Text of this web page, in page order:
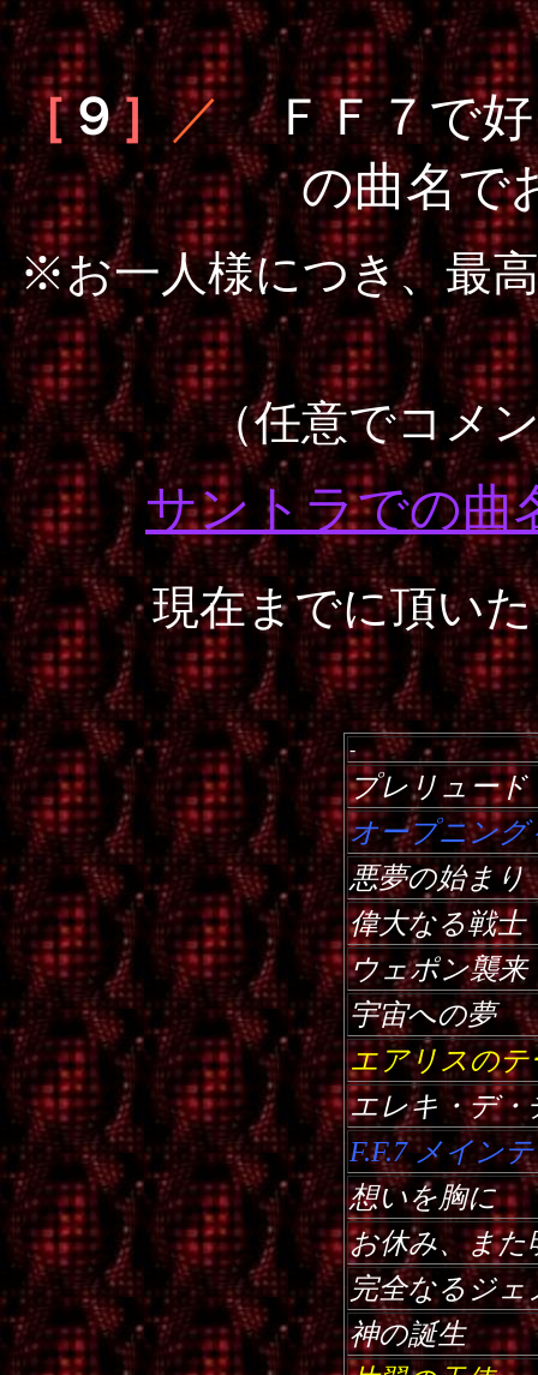
［９］／ＦＦ７で好
の曲名で
※お一人様につき、最
（任意でコメ
サントラでの曲
現在までに頂い
-
プレリュード
オープニング
悪夢の始まり
偉大なる戦士
ウェポン襲来
宇宙への夢
エアリスのテ
エレキ・デ・
F.F.7 メイン
想いを胸に
お休み、また
完全なるジェ
神の誕生